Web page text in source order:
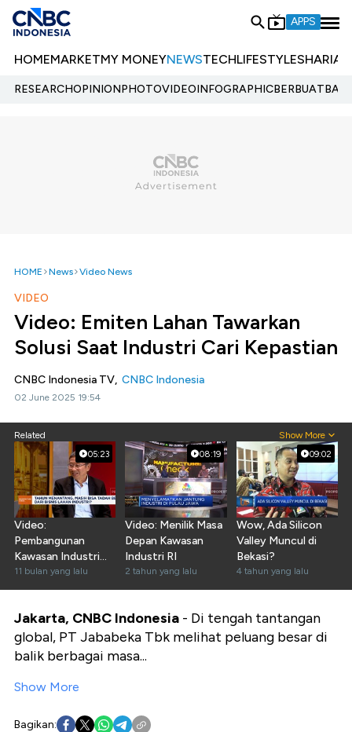
APPS
HOMEMARKETMY MONEYNEWSTECHLIFESTYLESHARIA
RESEARCHOPINIONPHOTOVIDEOINFOGRAPHIC
HOME News Video News
VIDEO
Video: Emiten Lahan Tawarkan
Solusi Saat Industri Cari Kepastian
CNBC Indonesia TV, CNBC Indonesia
02 June 2025 19:54
Related Show More
05:23
Video:
Pembangunan
Kawasan Industri
Perlu Visi Jangka
Panjang
11 bulan yang lalu
08:19
Video: Menilik Masa
Depan Kawasan
Industri RI
2 tahun yang lalu
09:02
Wow, Ada Silicon
Valley Muncul di
Bekasi?
4 tahun yang lalu
Jakarta, CNBC Indonesia - Di tengah tantangan
global, PT Jababeka Tbk melihat peluang besar di
balik berbagai masa...
Show More
Bagikan: